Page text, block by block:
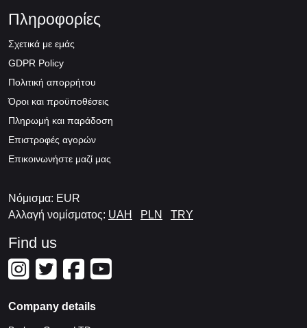
Πληροφορίες
Σχετικά με εμάς
GDPR Policy
Πολιτική απορρήτου
Όροι και προϋποθέσεις
Πληρωμή και παράδοση
Επιστροφές αγορών
Επικοινωνήστε μαζί μας
Νόμισμα: EUR
Αλλαγή νομίσματος: UAH PLN TRY
Find us
Company details